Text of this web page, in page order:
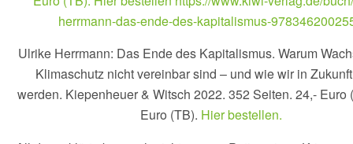
Ulrike Herrmann: Das Ende des Kapitalismus. Warum
Klimaschutz nicht vereinbar sind – und wie wir in
werden. Kiepenheuer & Witsch 2022. 352 Seiten. 24,- Euro
Euro (TB). Hier bestellen.